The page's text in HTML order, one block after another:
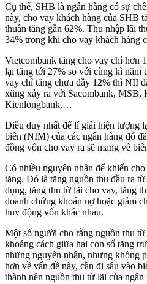
Cụ thể, SHB là ngân hàng có sự
này, cho vay khách hàng của SHB
thuần tăng gần 62%. Thu nhập lãi
34% trong khi cho vay khách hàng
Vietcombank tăng cho vay chỉ hơn
lại tăng tới 27% so với cùng kì
vay chỉ tăng chưa đầy 12% thì NII
xũng xảy ra với Sacombank, MSB,
Kienlongbank,…
Điều duy nhất để lí giải hiện tượng
biên (NIM) của các ngân hàng đó
đồng vốn cho vay ra sẽ mang về
Có nhiều nguyên nhân để khiến
tăng. Đó là tăng nguồn thu đầu ra
dụng, tăng thu từ lãi cho vay, tăng
doanh chứng khoán nợ hoặc giảm
huy động vốn khác nhau.
Một số người cho rằng nguồn thu
khoảng cách giữa hai con số tăng
những nguyên nhân, nhưng không
hơn về vấn đề này, cần đi sâu vào
thành nên nguồn thu từ lãi của ngân